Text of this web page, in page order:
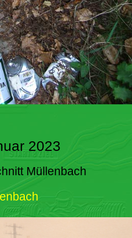
2023
Müllenbach